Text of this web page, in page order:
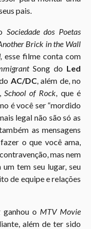
pais.
Sociedade dos Poetas
Brick in the Wall
esse filme conta com
Song do Led
AC/DC, além de, no
School of Rock , que é
é você ser “mordido
legal não são só as
as mensagens
o que você ama,
mas nem
tem seu lugar, seu
de equipe e relações
ganhou o MTV Movie
além de ter sido